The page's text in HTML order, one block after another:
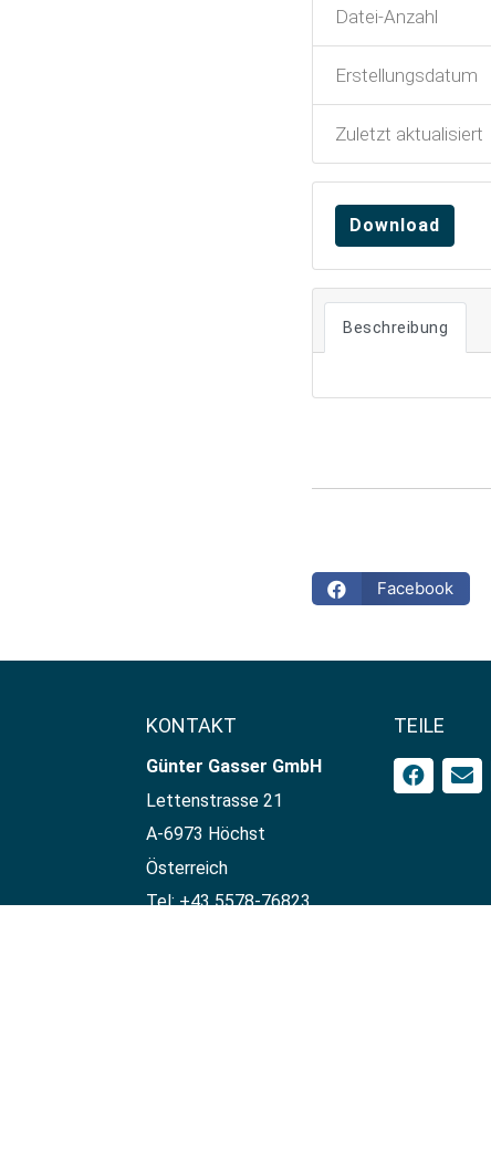
Datei-Anzahl
Erstellungsdatum
Zuletzt aktualisiert
Download
Beschreibung
Facebook
KONTAKT
Günter Gasser GmbH​
Lettenstrasse 21
A-6973 Höchst
Österreich
Tel: +43 5578-76823
TEILE